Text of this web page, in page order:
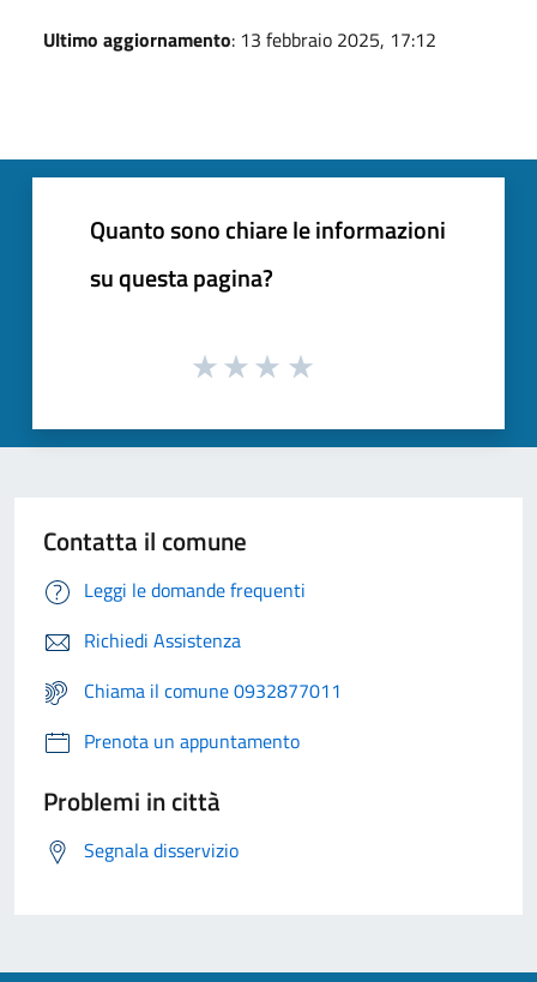
Ultimo aggiornamento: 13 febbraio 2025, 17:12
Quanto sono chiare le informazioni
su questa pagina?
Contatta il comune
Leggi le domande frequenti
Richiedi Assistenza
Chiama il comune 0932877011
Prenota un appuntamento
Problemi in città
Segnala disservizio